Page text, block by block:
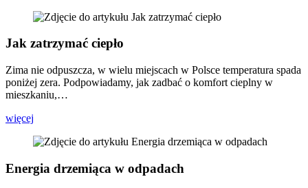
Jak zatrzymać ciepło
Zima nie odpuszcza, w wielu miejscach w Polsce temperatura spada
poniżej zera. Podpowiadamy, jak zadbać o komfort cieplny w
mieszkaniu,…
więcej
Energia drzemiąca w odpadach